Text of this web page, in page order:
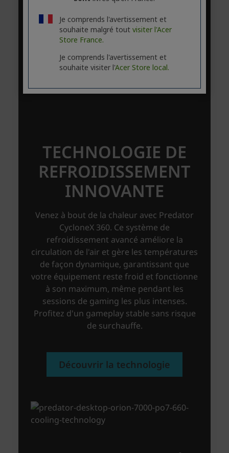
Je comprends l'avertissement et
souhaite malgré tout visiter l'Acer
Store France.
Je comprends l'avertissement et
souhaite visiter l'Acer Store local.